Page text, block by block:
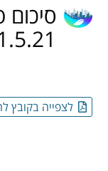
סיכום
לצפייה בקובץ